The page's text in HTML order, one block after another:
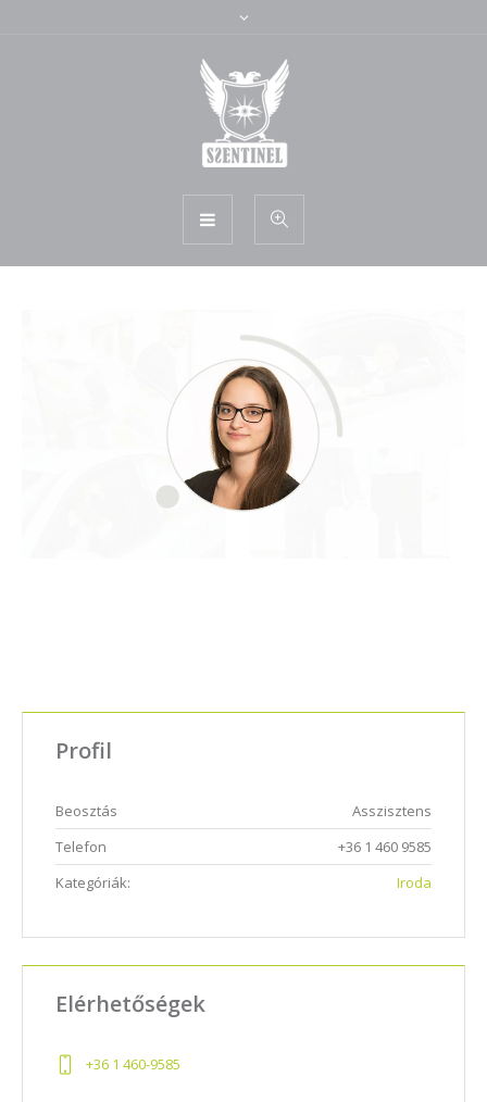
Profil
Beosztás
Asszisztens
Telefon
+36 1 460 9585
Kategóriák:
Iroda
Elérhetőségek
+36 1 460-9585